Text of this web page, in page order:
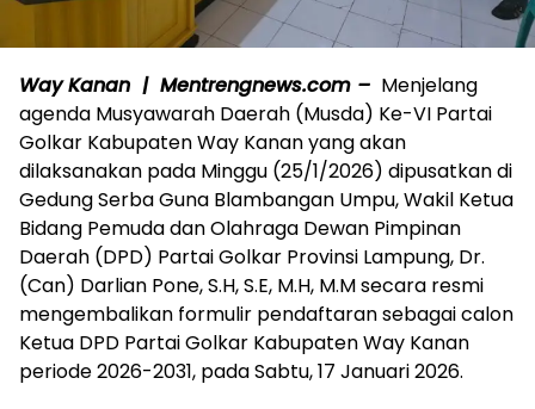
Way Kanan | Mentrengnews.com – Menjelang
agenda Musyawarah Daerah (Musda) Ke-VI Partai
Golkar Kabupaten Way Kanan yang akan
dilaksanakan pada Minggu (25/1/2026) dipusatkan di
Gedung Serba Guna Blambangan Umpu, Wakil Ketua
Bidang Pemuda dan Olahraga Dewan Pimpinan
Daerah (DPD) Partai Golkar Provinsi Lampung, Dr.
(Can) Darlian Pone, S.H, S.E, M.H, M.M secara resmi
mengembalikan formulir pendaftaran sebagai calon
Ketua DPD Partai Golkar Kabupaten Way Kanan
periode 2026-2031, pada Sabtu, 17 Januari 2026.